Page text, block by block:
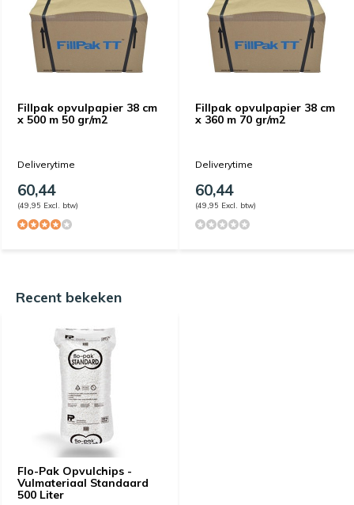
Fillpak opvulpapier 38 cm
x 500 m 50 gr/m2
Deliverytime
60,44
(49,95 Excl. btw)
Fillpak opvulpapier 38 cm
x 360 m 70 gr/m2
Deliverytime
60,44
(49,95 Excl. btw)
Recent bekeken
Flo-Pak Opvulchips -
Vulmateriaal Standaard
500 Liter